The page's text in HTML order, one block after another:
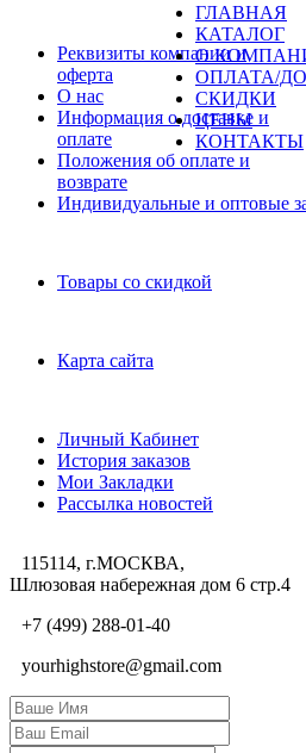
ГЛАВНАЯ
КАТАЛОГ
О
ОПЛАТА/
СКИДКИ
ЦЕНЫ
КОНТАКТЫ
Реквизиты компании и
оферта
О нас
Информация о доставке и
оплате
Положения об оплате и
возврате
Индивидуальные и оптовые
Товары со скидкой
Карта сайта
Личный Кабинет
История заказов
Мои Закладки
Рассылка новостей
115114, г.МОСКВА,
Шлюзовая набережная дом 6 стр.4
+7 (499) 288-01-40
yourhighstore@gmail.com